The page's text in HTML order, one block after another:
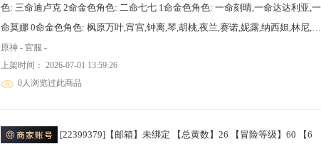
色: 三命迪卢克 2命金色角色: 二命七七 1命金色角色: 一命刻晴,一命达达利亚,一
命莫娜 0命金色角色: 枫原万叶,宵宫,钟离,琴,胡桃,夜兰,赛诺,妮露,纳西妲,林尼,芙
宁娜,闲云,玛拉妮,茜特菈莉,梦见月瑞希,瓦雷莎,丝柯克,菈乌玛 拥有武器: 四风原
典,天空之刃,苍古自由之誓,赤角石溃杵,波乱月白经津,若水 1精武器: 四风原典,
天空之刃,苍古自由之誓,赤角石溃杵,波乱月白经津,若水
原神 - 官服 -
上架时间： 2026-07-01 13:59:26
0人浏览过此商品